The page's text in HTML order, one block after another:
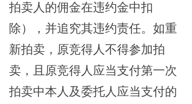
拍卖人的佣金在违约金中扣
除），并追究其违约责任。如重
新拍卖，原竞得人不得参加拍
卖，且原竞得人应当支付第一次
拍卖中本人及委托人应当支付的